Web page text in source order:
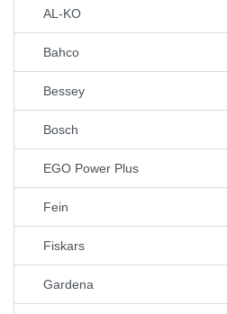
AL-KO
Bahco
Bessey
Bosch
EGO Power Plus
Fein
Fiskars
Gardena